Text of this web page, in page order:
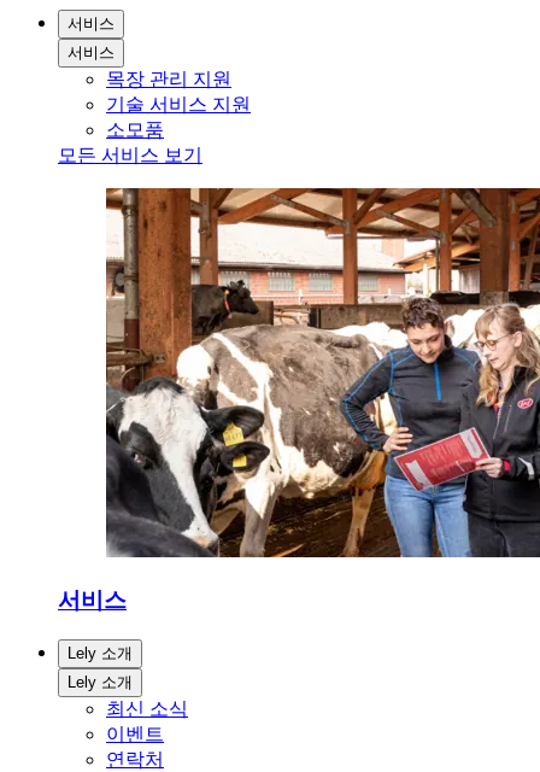
서비스
서비스
목장 관리 지원
기술 서비스 지원
소모품
모든 서비스 보기
서비스
Lely 소개
Lely 소개
최신 소식
이벤트
연락처